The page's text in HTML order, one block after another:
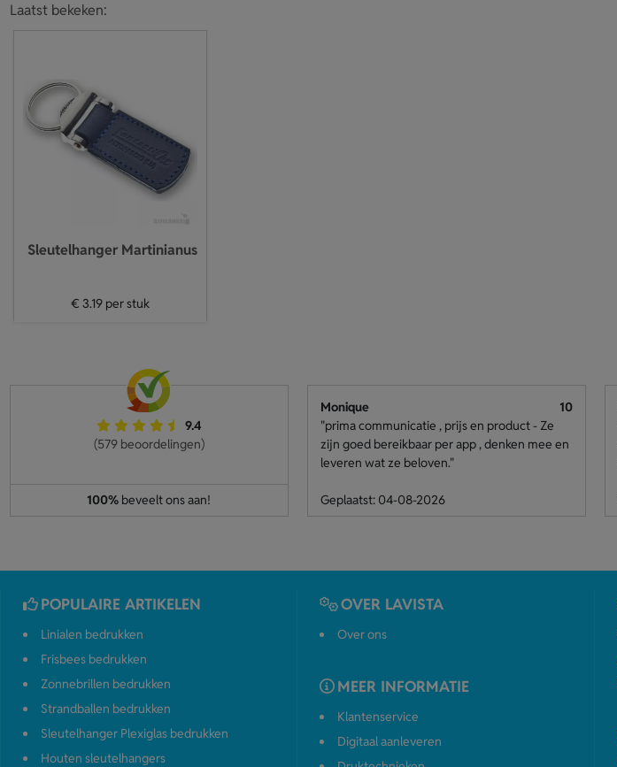
Laatst bekeken:
Sleutelhanger Martinianus
€ 3.19 per stuk
9.4
(579 beoordelingen)
100% beveelt ons aan!
Monique
10
"prima communicatie , prijs en product - Ze
zijn goed bereikbaar per app , denken mee en
leveren wat ze beloven."
Geplaatst: 04-08-2026
POPULAIRE ARTIKELEN
Linialen bedrukken
Frisbees bedrukken
Zonnebrillen bedrukken
Strandballen bedrukken
Sleutelhanger Plexiglas bedrukken
Houten sleutelhangers
OVER LAVISTA
Over ons
MEER INFORMATIE
Klantenservice
Digitaal aanleveren